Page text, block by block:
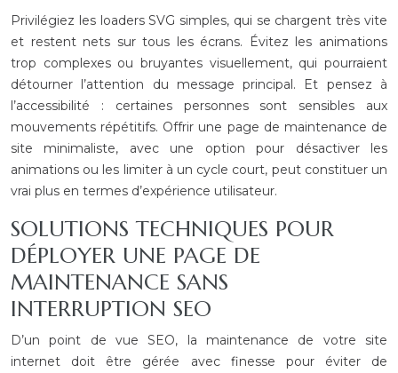
Privilégiez les loaders SVG simples, qui se chargent très vite
et restent nets sur tous les écrans. Évitez les animations
trop complexes ou bruyantes visuellement, qui pourraient
détourner l’attention du message principal. Et pensez à
l’accessibilité : certaines personnes sont sensibles aux
mouvements répétitifs. Offrir une page de maintenance de
site minimaliste, avec une option pour désactiver les
animations ou les limiter à un cycle court, peut constituer un
vrai plus en termes d’expérience utilisateur.
SOLUTIONS TECHNIQUES POUR
DÉPLOYER UNE PAGE DE
MAINTENANCE SANS
INTERRUPTION SEO
D’un point de vue SEO, la maintenance de votre site
internet doit être gérée avec finesse pour éviter de